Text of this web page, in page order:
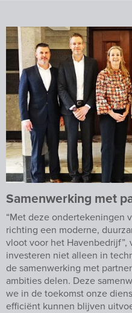
Samenwerking met
“Met deze ondertekeningen
richting een moderne,
vloot voor het Havenbedrijf”,
investeren niet alleen in
de samenwerking met
ambities delen. Deze
we in de toekomst onze
efficiënt kunnen blijven